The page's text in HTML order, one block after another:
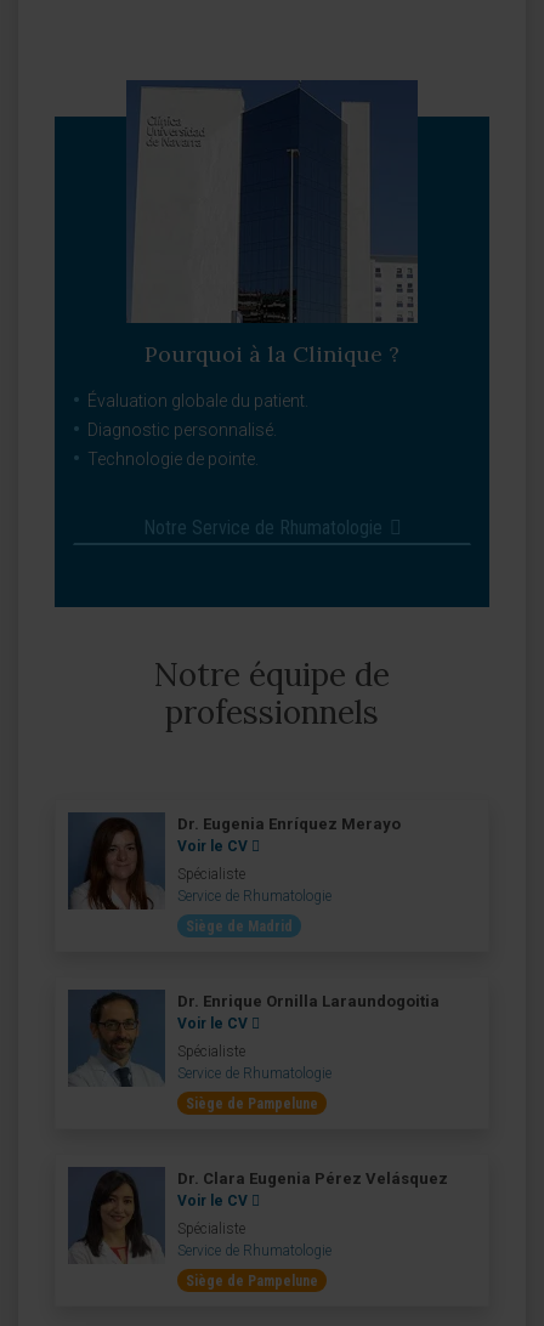
Pourquoi à la Clinique ?
Évaluation globale du patient.
Diagnostic personnalisé.
Technologie de pointe.
Notre Service de Rhumatologie
Notre équipe de
professionnels
Dr. Eugenia Enríquez Merayo
Voir le CV
Spécialiste
Service de Rhumatologie
Siège de Madrid
Dr. Enrique Ornilla Laraundogoitia
Voir le CV
Spécialiste
Service de Rhumatologie
Siège de Pampelune
Dr. Clara Eugenia Pérez Velásquez
Voir le CV
Spécialiste
Service de Rhumatologie
Siège de Pampelune